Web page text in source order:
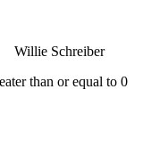
Willie Schreiber
than or equal to 0